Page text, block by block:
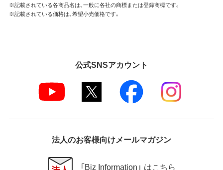
※記載されている各商品名は、一般に各社の商標または登録商標です。
※記載されている価格は、希望小売価格です。
公式SNSアカウント
法人のお客様向けメールマガジン
「Biz Information」 はこちら